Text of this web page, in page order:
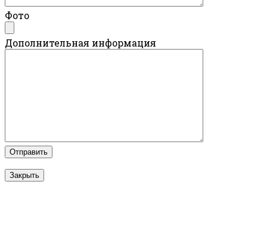
Фото
Дополнительная информация
Закрыть